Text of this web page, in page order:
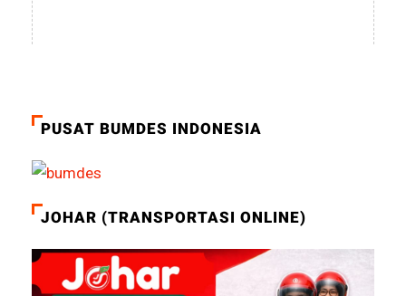
PUSAT BUMDES INDONESIA
JOHAR (TRANSPORTASI ONLINE)